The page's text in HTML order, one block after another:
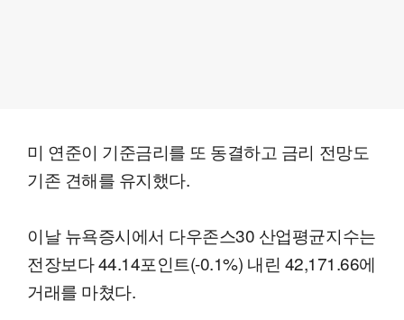
미 연준이 기준금리를 또 동결하고 금리 전망도
기존 견해를 유지했다.
이날 뉴욕증시에서 다우존스30 산업평균지수는
전장보다 44.14포인트(-0.1%) 내린 42,171.66에
거래를 마쳤다.